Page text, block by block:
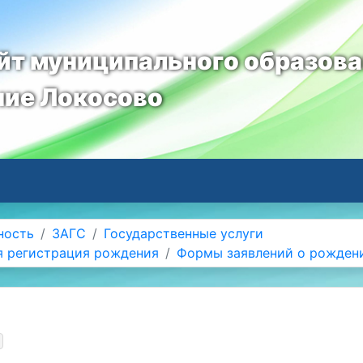
муниципального
Локосово
ЗАГС
Государственные услуги
регистрация рождения
Формы заявлений о